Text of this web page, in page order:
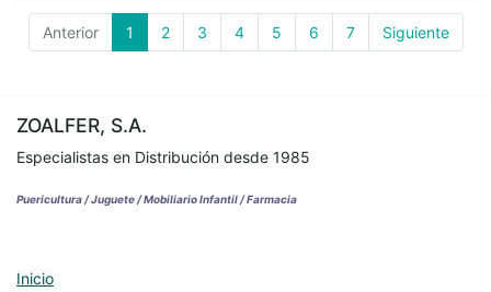
Anterior 1 2 3 4 5 6 7 Siguiente
ZOALFER, S.A.
Especialistas en Distribución desde 1985
Puericultura / Juguete / Mobiliario Infantil / Farmacia
Inicio